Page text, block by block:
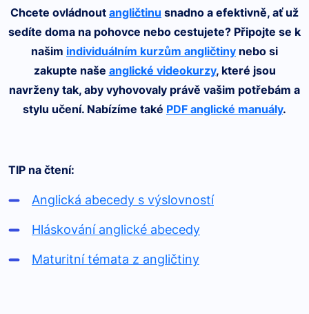
Chcete ovládnout angličtinu snadno a efektivně, ať už
sedíte doma na pohovce nebo cestujete? Připojte se k
našim individuálním kurzům angličtiny nebo si
zakupte naše anglické videokurzy, které jsou
navrženy tak, aby vyhovovaly právě vašim potřebám a
stylu učení. Nabízíme také PDF anglické manuály.
TIP na čtení:
Anglická abecedy s výslovností
Hláskování anglické abecedy
Maturitní témata z angličtiny